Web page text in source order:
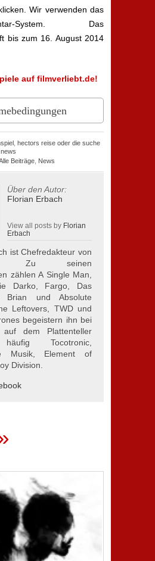
Wir verwenden das
System. Das
bis zum 16. August 2014
auf filmverliebt.de!
hectors reise oder die suche
news
Beiträge News
Über den Autor:
Florian Erbach
View all posts by Florian
Erbach
ist Chefredakteur von
Zu seinen
zählen A Single Man,
Darko, Fargo, Das
Brian und Absolute
Leftovers, TWD und
begeistern ihn bei
dem Plattenteller
Tocotronic,
Musik, Element of
Division.